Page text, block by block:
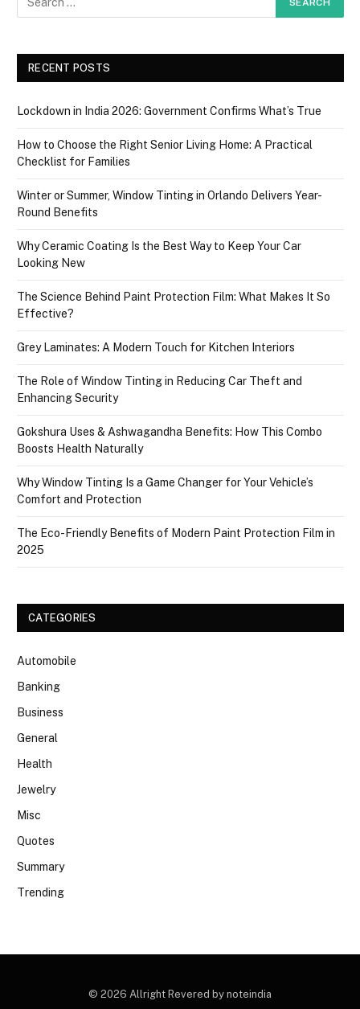
RECENT POSTS
Lockdown in India 2026: Government Confirms What’s True
How to Choose the Right Senior Living Home: A Practical
Checklist for Families
Winter or Summer, Window Tinting in Orlando Delivers Year-
Round Benefits
Why Ceramic Coating Is the Best Way to Keep Your Car
Looking New
The Science Behind Paint Protection Film: What Makes It So
Effective?
Grey Laminates: A Modern Touch for Kitchen Interiors
The Role of Window Tinting in Reducing Car Theft and
Enhancing Security
Gokshura Uses & Ashwagandha Benefits: How This Combo
Boosts Health Naturally
Why Window Tinting Is a Game Changer for Your Vehicle’s
Comfort and Protection
The Eco-Friendly Benefits of Modern Paint Protection Film in
2025
CATEGORIES
Automobile
Banking
Business
General
Health
Jewelry
Misc
Quotes
Summary
Trending
© 2026 Allright Revered by noteindia